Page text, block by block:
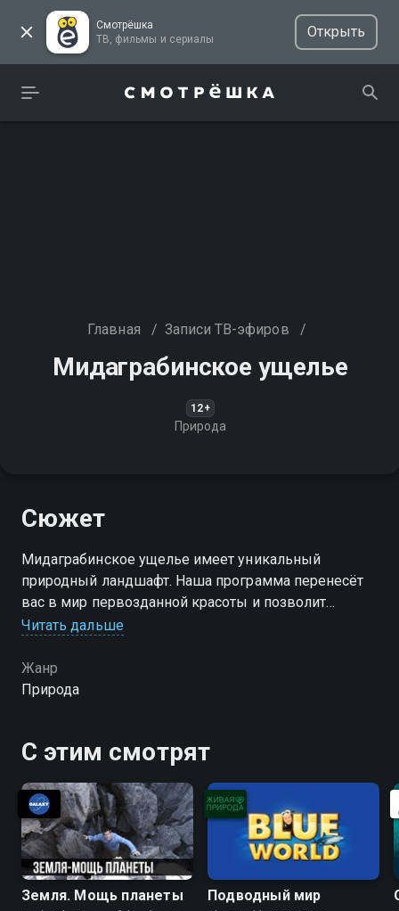
Смотрёшка
ТВ, фильмы и сериалы
Открыть
Главная / Записи ТВ-эфиров /
Мидаграбинское ущелье
12+
Природа
Сюжет
Мидаграбинское ущелье имеет уникальный
природный ландшафт. Наша программа перенесёт
вас в мир первозданной красоты и позволит
ощутить мощь и величие природы
Читать дальше
Жанр
Природа
С этим смотрят
Земля. Мощь планеты Подводный мир